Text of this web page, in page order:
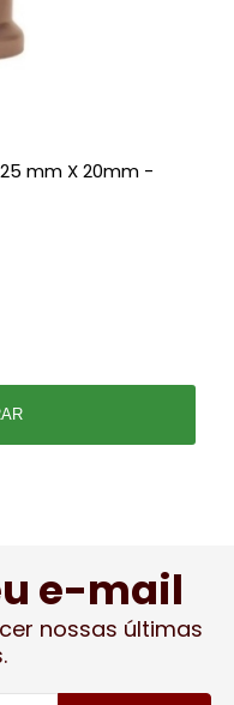
mm X 20mm -
e-mail
nossas últimas